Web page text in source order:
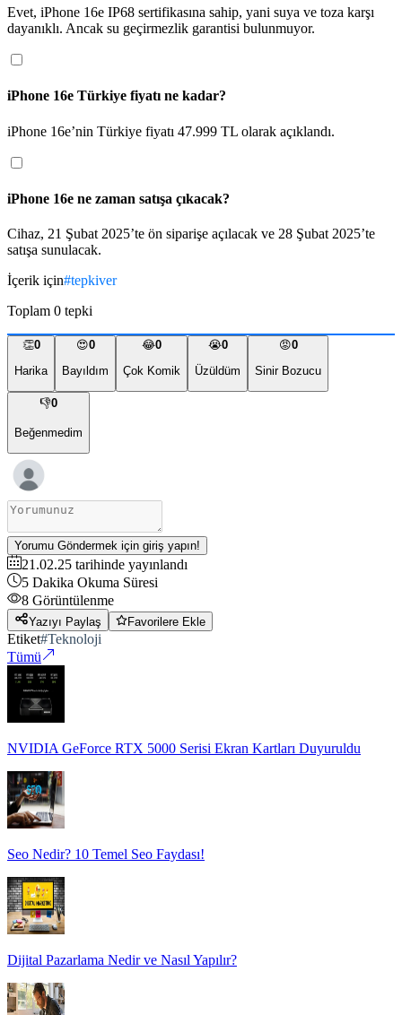
Evet, iPhone 16e IP68 sertifikasına sahip, yani suya ve toza karşı
dayanıklı. Ancak su geçirmezlik garantisi bulunmuyor.
iPhone 16e Türkiye fiyatı ne kadar?
iPhone 16e’nin Türkiye fiyatı 47.999 TL olarak açıklandı.
iPhone 16e ne zaman satışa çıkacak?
Cihaz, 21 Şubat 2025’te ön siparişe açılacak ve 28 Şubat 2025’te
satışa sunulacak.
İçerik için#tepkiver
Toplam 0 tepki
👏0
Harika
😍0
Bayıldım
😂0
Çok Komik
😭0
Üzüldüm
😡0
Sinir Bozucu
👎0
Beğenmedim
Yorumu Göndermek için giriş yapın!
21.02.25 tarihinde yayınlandı
5 Dakika Okuma Süresi
8 Görüntülenme
Yazıyı Paylaş Favorilere Ekle
Etiket#Teknoloji
Tümü
NVIDIA GeForce RTX 5000 Serisi Ekran Kartları Duyuruldu
Seo Nedir? 10 Temel Seo Faydası!
Dijital Pazarlama Nedir ve Nasıl Yapılır?